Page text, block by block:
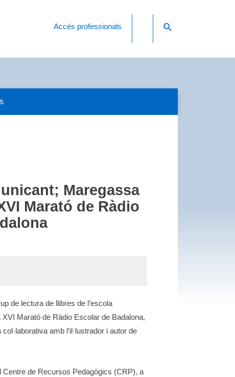
Accés professionals
Maregassa
Marató de Ràdio
de lectura de llibres de l’escola
Marató de Ràdio Escolar de Badalona,
amb l’il·lustrador i autor de
Centre de Recursos Pedagògics (CRP), a